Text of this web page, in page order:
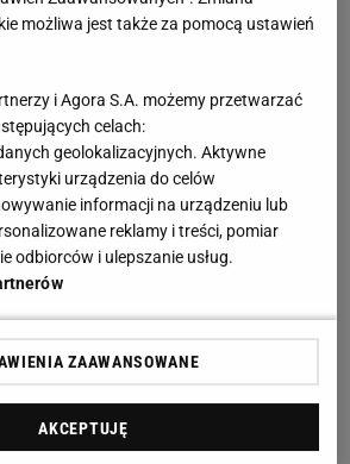
roku mityng Diamentowej Ligi?
Dojechałem bez problemu, bo
ze szwajcarskiego
będę samolotem, więc pewnie
leciał stąd do Berlina, bo tam
od mojego miejsca
pod Police dojadę autem.
poszło? Jak każdy
musiałeś się zbadać przed
możliwa jest także za pomocą ustawień
i Agora S.A. możemy przetwarzać
celach:
geolokalizacyjnych. Aktywne
urządzenia do celów
informacji na urządzeniu lub
reklamy i treści, pomiar
odbiorców i ulepszanie usług.
ZAAWANSOWANE
AKCEPTUJĘ